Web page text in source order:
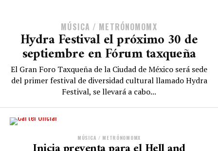
MÚSICA / METRÓNOMOMX
Hydra Festival el próximo 30 de
septiembre en Fórum taxqueña
El Gran Foro Taxqueña de la Ciudad de México será sede
del primer festival de diversidad cultural llamado Hydra
Festival, se llevará a cabo...
MÚSICA / METRÓNOMOMX